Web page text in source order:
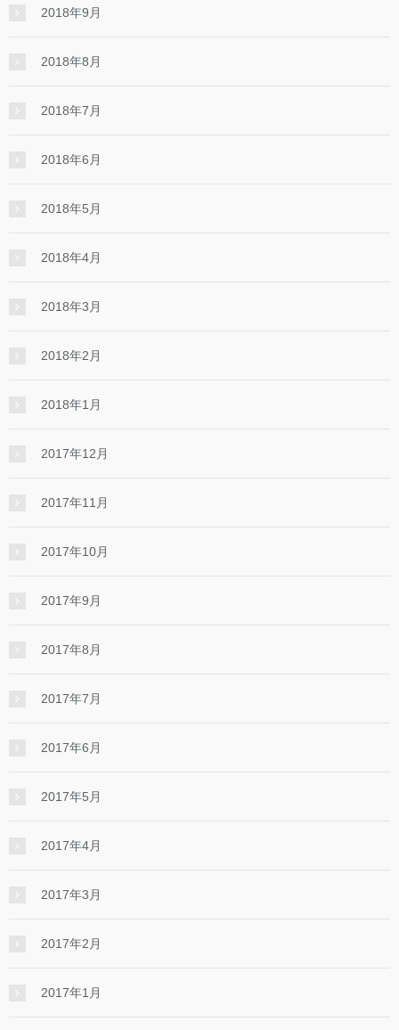
2018年9月
2018年8月
2018年7月
2018年6月
2018年5月
2018年4月
2018年3月
2018年2月
2018年1月
2017年12月
2017年11月
2017年10月
2017年9月
2017年8月
2017年7月
2017年6月
2017年5月
2017年4月
2017年3月
2017年2月
2017年1月